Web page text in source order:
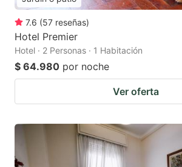
7.6 (57 reseñas)
Hotel Premier
Hotel · 2 Personas · 1 Habitación
$ 64.980 por noche
Ver oferta